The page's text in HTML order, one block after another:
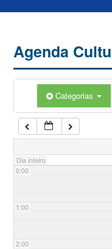
Agenda
Categorias
Dia inteiro
0:00
1:00
2:00